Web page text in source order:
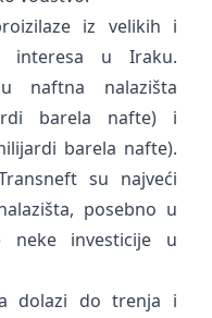
iz velikih i
interesa u Iraku.
naftna nalazišta
barela nafte) i
barela nafte).
su najveći
posebno u
neke investicije u
dolazi do trenja i